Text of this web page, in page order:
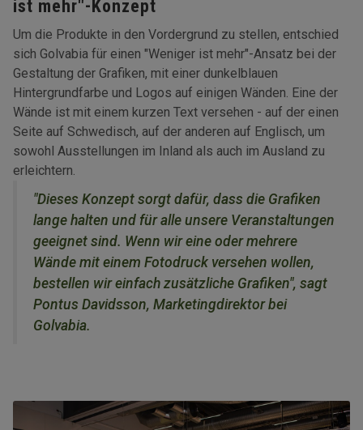
ist mehr"-Konzept
Um die Produkte in den Vordergrund zu stellen, entschied
sich Golvabia für einen "Weniger ist mehr"-Ansatz bei der
Gestaltung der Grafiken, mit einer dunkelblauen
Hintergrundfarbe und Logos auf einigen Wänden. Eine der
Wände ist mit einem kurzen Text versehen - auf der einen
Seite auf Schwedisch, auf der anderen auf Englisch, um
sowohl Ausstellungen im Inland als auch im Ausland zu
erleichtern.
"Dieses Konzept sorgt dafür, dass die Grafiken
lange halten und für alle unsere Veranstaltungen
geeignet sind. Wenn wir eine oder mehrere
Wände mit einem Fotodruck versehen wollen,
bestellen wir einfach zusätzliche Grafiken", sagt
Pontus Davidsson, Marketingdirektor bei
Golvabia.